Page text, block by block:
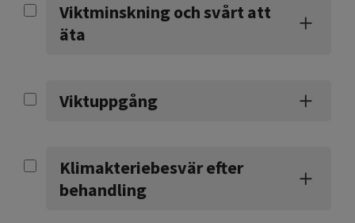
Viktminskning och svårt att
äta
Viktuppgång
Klimakteriebesvär efter
behandling